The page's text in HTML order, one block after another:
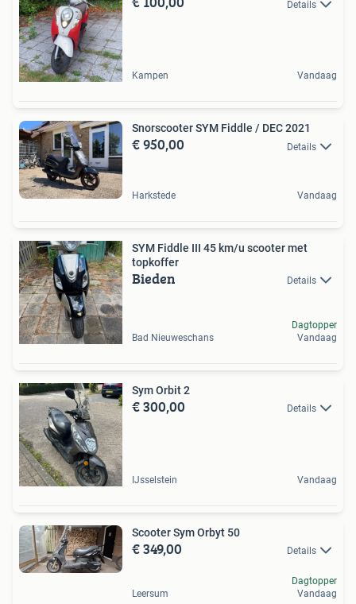
Details
Kampen Vandaag
Snorscooter SYM Fiddle / DEC 2021
€ 950,00 Details
Harkstede Vandaag
SYM Fiddle III 45 km/u scooter met
topkoffer
Bieden Details
Bad Nieuweschans
Dagtopper
Vandaag
Sym Orbit 2
€ 300,00 Details
IJsselstein Vandaag
Scooter Sym Orbyt 50
€ 349,00 Details
Leersum
Dagtopper
Vandaag